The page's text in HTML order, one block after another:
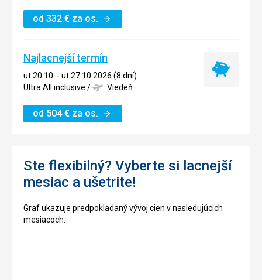
od 332 € za os.
Najlacnejší termín
ut 20.10. - ut 27.10.2026 (8 dní)
Ultra All inclusive / Viedeň
od 504€ za os.
Najlacnejší
Ste flexibilný? Vyberte si lacnejší
mesiac a ušetrite!
Graf ukazuje predpokladaný vývoj cien v nasledujúcich
mesiacoch.